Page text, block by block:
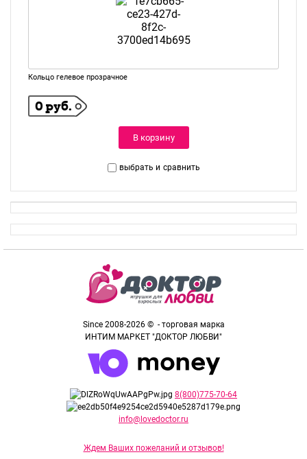
Кольцо гелевое прозрачное
0 руб.
В корзину
выбрать и сравнить
Since 2008-2026 © - торговая марка
ИНТИМ МАРКЕТ "ДОКТОР ЛЮБВИ"
8(800)775-70-64
info@lovedoctor.ru
Ждем Ваших пожеланий и отзывов!